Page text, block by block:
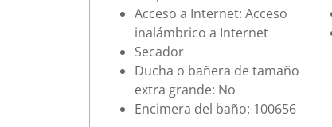
Acceso a Internet: Acceso
inalámbrico a Internet
Secador
Ducha o bañera de tamaño
extra grande: No
Encimera del baño: 100656